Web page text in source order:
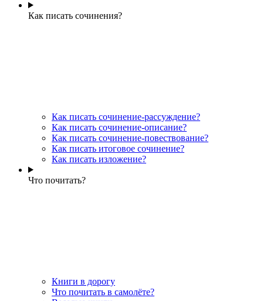
Как писать сочинения?
Как писать сочинение-рассуждение?
Как писать сочинение-описание?
Как писать сочинение-повествование?
Как писать итоговое сочинение?
Как писать изложение?
Что почитать?
Книги в дорогу
Что почитать в самолёте?